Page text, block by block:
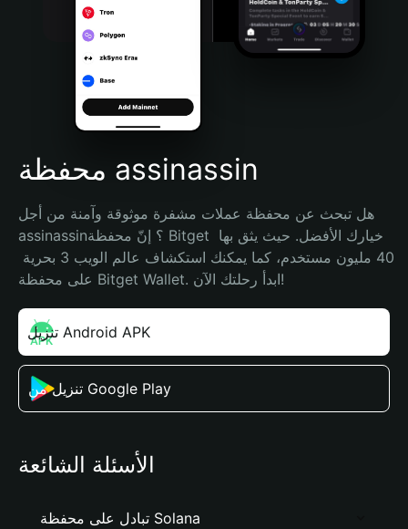
Português (Brasil)
Español (Argentina)
محفظة assinassin
هل تبحث عن محفظة عملات مشفرة موثوقة وآمنة من أجل
assinassin؟ إنّ محفظة Bitget خيارك الأفضل. حيث يثق بها
على محفظة Bitget Wallet. ابدأ رحلتك الآن!
تنزيل Android APK
تنزيل من Google Play
الأسئلة الشائعة
تبادل على محفظة Solana